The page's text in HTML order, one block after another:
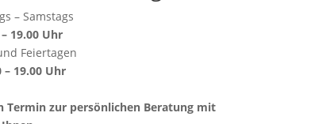
– Samstags
19.00 Uhr
Feiertagen
– 19.00 Uhr
Termin zur persönlichen Beratung mit